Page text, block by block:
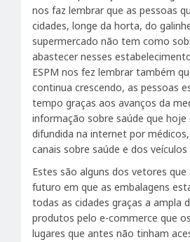
nos faz lembrar que as pessoas
cidades, longe da horta, do
supermercado não tem como
abastecer nesses
ESPM nos fez lembrar também
continua crescendo, as pessoas
tempo graças aos avanços da
informação sobre saúde que hoje
difundida na internet por
canais sobre saúde e dos
Estes são alguns dos vetores
futuro em que as embalagens
todas as cidades graças a ampla
produtos pelo e-commerce que
lugares que antes não tinham